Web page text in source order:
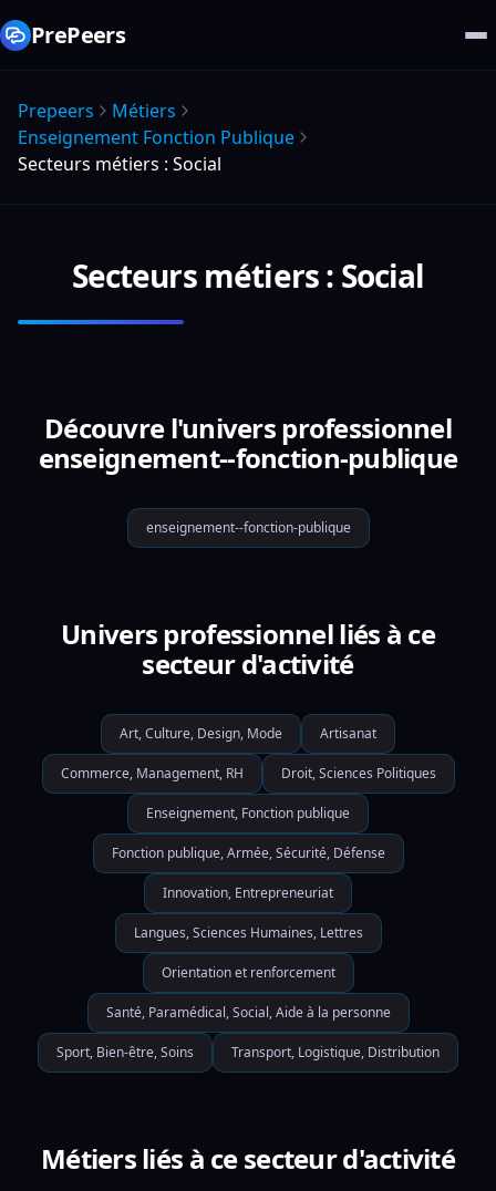
PrePeers
Prepeers
Métiers
Enseignement Fonction Publique
Secteurs métiers : Social
Secteurs métiers : Social
Découvre l'univers professionnel
enseignement--fonction-publique
enseignement--fonction-publique
Univers professionnel liés à ce
secteur d'activité
Art, Culture, Design, Mode Artisanat
Commerce, Management, RH Droit, Sciences Politiques
Enseignement, Fonction publique
Fonction publique, Armée, Sécurité, Défense
Innovation, Entrepreneuriat
Langues, Sciences Humaines, Lettres
Orientation et renforcement
Santé, Paramédical, Social, Aide à la personne
Sport, Bien-être, Soins Transport, Logistique, Distribution
Métiers liés à ce secteur d'activité